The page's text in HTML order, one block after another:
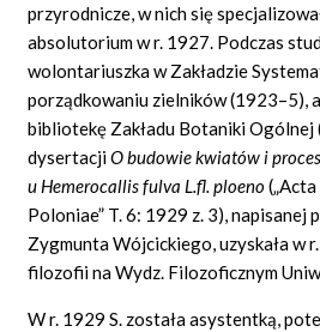
przyrodnicze, w nich się
absolutorium w r. 1927. Podczas
wolontariuszka w Zakładzie
porządkowaniu zielników (1923–5),
bibliotekę Zakładu Botaniki
dysertacjiO budowie kwiatów i
u Hemerocallis fulva L.fl. ploeno
Poloniae” T. 6: 1929 z. 3), napisanej
Zygmunta Wójcickiego, uzyskała w
filozofii na Wydz. Filozoficznym
W r. 1929 S. została asystentką,